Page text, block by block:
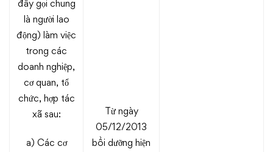
đây gọi chung
là người lao
động) làm việc
trong các
doanh nghiệp,
cơ quan, tổ
chức, hợp tác
xã sau:
a) Các cơ
Từ ngày
05/12/2013
bồi dưỡng hiện